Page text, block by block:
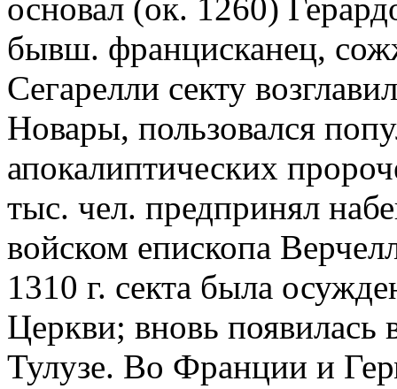
основал (ок. 1260)
бывш. францисканец,
Сегарелли секту
Новары, пользовался
апокалиптических
тыс. чел. предпринял
войском епископа
1310 г. секта была
Церкви; вновь появилась
Тулузе. Во Франции и